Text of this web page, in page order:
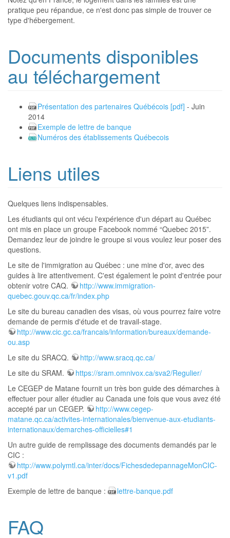
pratique peu répandue, ce n'est donc pas simple de trouver ce
type d'hébergement.
Documents disponibles
au téléchargement
Présentation des partenaires Québécois [pdf] - Juin
2014
Exemple de lettre de banque
Numéros des établissements Québecois
Liens utiles
Quelques liens indispensables.
Les étudiants qui ont vécu l'expérience d'un départ au Québec
ont mis en place un groupe Facebook nommé “Quebec 2015”.
Demandez leur de joindre le groupe si vous voulez leur poser des
questions.
Le site de l'immigration au Québec : une mine d'or, avec des
guides à lire attentivement. C'est également le point d'entrée pour
obtenir votre CAQ.
http://www.immigration-
quebec.gouv.qc.ca/fr/index.php
Le site du bureau canadien des visas, où vous pourrez faire votre
demande de permis d'étude et de travail-stage.
http://www.cic.gc.ca/francais/information/bureaux/demande-
ou.asp
Le site du SRACQ.
http://www.sracq.qc.ca/
Le site du SRAM.
https://sram.omnivox.ca/sva2/Regulier/
Le CEGEP de Matane fournit un très bon guide des démarches à
effectuer pour aller étudier au Canada une fois que vous avez été
accepté par un CEGEP.
http://www.cegep-
matane.qc.ca/activites-internationales/bienvenue-aux-etudiants-
internationaux/demarches-officielles#1
Un autre guide de remplissage des documents demandés par le
CIC :
http://www.polymtl.ca/inter/docs/FichesdedepannageMonCIC-
v1.pdf
Exemple de lettre de banque :
lettre-banque.pdf
FAQ